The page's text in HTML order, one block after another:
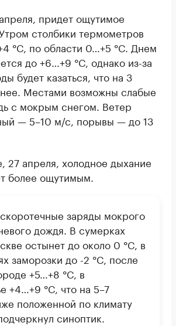
придет ощутимое
столбики термометров
°C, по области 0…+5 °C. Днем
до +6…+9 °C, однако из-за
будет казаться, что на 3
Местами возможны слабые
с мокрым снегом. Ветер
— 5–10 м/с, порывы — до 13
27 апреля, холодное дыхание
более ощутимым.
заряды мокрого
дождя. В сумерках
остынет до около 0 °C, в
заморозки до -2 °C, после
+5…+8 °C, в
+4…+9 °C, что на 5–7
положенной по климату
синоптик.